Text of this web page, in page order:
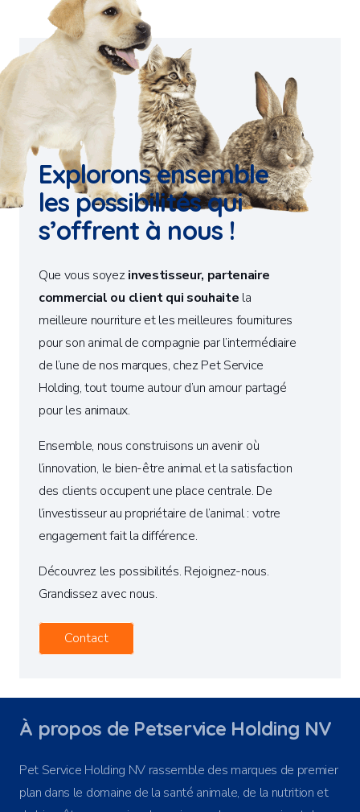
Explorons ensemble
les possibilités qui
s’offrent à nous !
Que vous soyezinvestisseur, partenaire
commercial ou client qui souhaite la
meilleure nourriture et les meilleures fournitures
pour son animal de compagnie par l’intermédiaire
de l’une de nos marques, chez Pet Service
Holding, tout tourne autour d’un amour partagé
pour les animaux.
Ensemble, nous construisons un avenir où
l’innovation, le bien-être animal et la satisfaction
des clients occupent une place centrale. De
l’investisseur au propriétaire de l’animal : votre
engagement fait la différence.
Découvrez les possibilités. Rejoignez-nous.
Grandissez avec nous.
Contact
À propos de Petservice Holding NV
Pet Service Holding NV rassemble des marques de premier
plan dans le domaine de la santé animale, de la nutrition et